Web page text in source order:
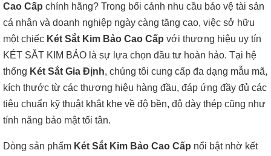
Cao Cấp chính hãng? Trong bối cảnh nhu cầu bảo vệ tài sản
cá nhân và doanh nghiệp ngày càng tăng cao, việc sở hữu
một chiếc Két Sắt Kim Bảo Cao Cấp với thương hiệu uy tín
KÉT SẮT KIM BẢO là sự lựa chọn đầu tư hoàn hảo. Tại hệ
thống Két Sắt Gia Định, chúng tôi cung cấp đa dạng mẫu mã,
kích thước từ các thương hiệu hàng đầu, đáp ứng đầy đủ các
tiêu chuẩn kỹ thuật khắt khe về độ bền, độ dày thép cũng như
tính năng bảo mật tối tân.
Dòng sản phẩm Két Sắt Kim Bảo Cao Cấp nổi bật nhờ kết